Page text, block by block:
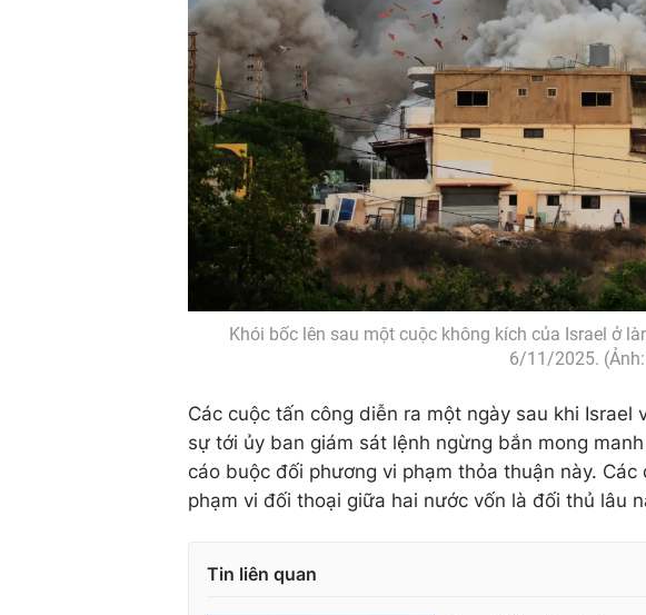
Khói bốc lên sau một cuộc không kích của Israel ở
6/11/2025.
Các cuộc tấn công diễn ra một ngày sau khi
sự tới ủy ban giám sát lệnh ngừng bắn mong
cáo buộc đối phương vi phạm thỏa thuận này.
phạm vi đối thoại giữa hai nước vốn là đối thủ lâu
Tin liên quan